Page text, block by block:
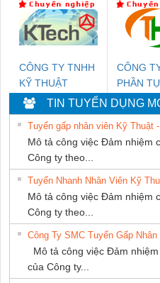
NAM
CÔNG TY TNHH
KỸ THUẬT
KTECH VIỆT
NAM
CÔNG
PHẦN
TIẾN
TIN TUYỂN DỤNG
Tuyển gấp nhân viên Kỹ Thuật
Mô tả công việc Đảm nhiệm
Công ty theo...
Tuyển Nhanh Nhân Viên Kỹ
Mô tả công việc Đảm nhiệm
Công ty theo...
Công Ty SMC Tuyển Gấp
Mô tả công việc Đảm
của Công ty...